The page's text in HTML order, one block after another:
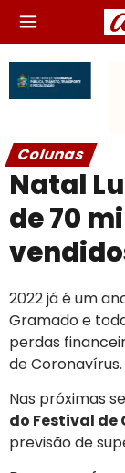
Colunas
Natal
de 70
2022 já é um
Gramado e
perdas
de Coronavírus.
Nas próximas
do Festival de
previsão de